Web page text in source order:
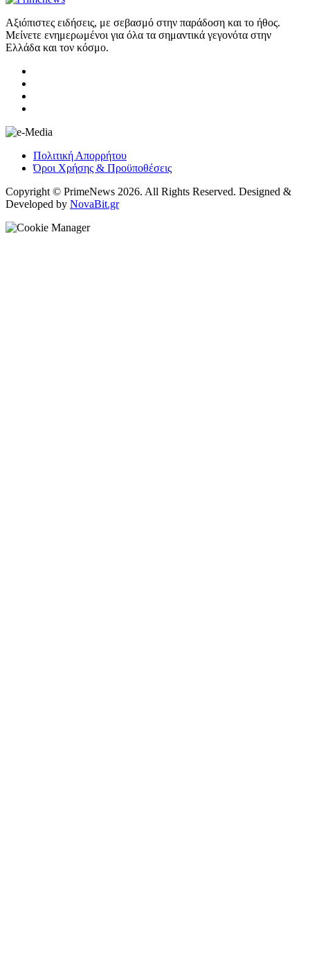
Αξιόπιστες ειδήσεις, με σεβασμό στην παράδοση και το ήθος.
Μείνετε ενημερωμένοι για όλα τα σημαντικά γεγονότα στην
Ελλάδα και τον κόσμο.
Πολιτική Απορρήτου
Όροι Χρήσης & Προϋποθέσεις
Copyright © PrimeNews 2026. All Rights Reserved. Designed &
Developed by NovaBit.gr